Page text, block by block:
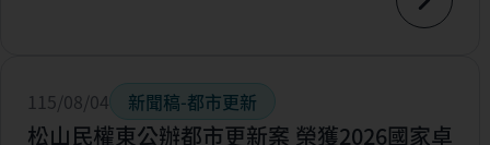
115/08/04 新聞稿-都市更新
松山民權東公辦都市更新案 榮獲2026國家卓